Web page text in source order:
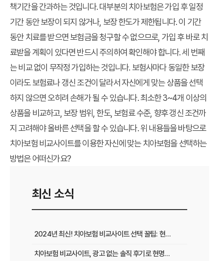
책기간을 간과하는 것입니다. 대부분의 치아보험은 가입 후 일정
기간 동안 보장이 되지 않거나, 보장 한도가 제한됩니다. 이 기간
동안 치료를 받으면 보험금을 청구할 수 없으므로, 가입 후 바로 치
료받을 계획이 있다면 반드시 주의하여 확인해야 합니다. 세 번째
는 비교 없이 무작정 가입하는 것입니다. 보험사마다 동일한 보장
이라도 보험료나 갱신 조건이 달라서 자신에게 맞는 상품을 선택
하지 않으면 오히려 손해가 될 수 있습니다. 최소한 3~4개 이상의
상품을 비교하고, 보장 범위, 한도, 보험료 수준, 향후 갱신 조건까
지 고려해야 올바른 선택을 할 수 있습니다. 위 내용들을 바탕으로
치아보험 비교사이트를 이용한 자신에 맞는 치아보험을 선택하는
방법은 어떠신가요?
최신 소식
2024년 최신! 치아보험 비교사이트 선택 꿀팁: 현명한 가입 전략 완벽 분석
치아보험 비교사이트, 광고 없는 솔직 후기로 현명하게 선택하는 법